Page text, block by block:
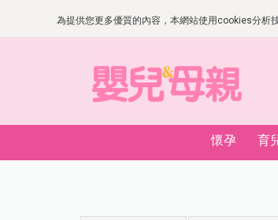
為提供您更多優質的內容，本網站使用cookies分析
懷孕 育